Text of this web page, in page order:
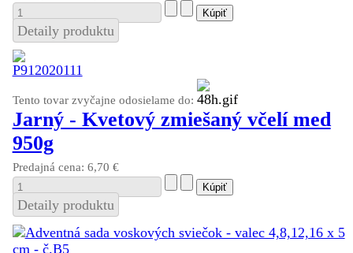
Detaily produktu
Tento tovar zvyčajne odosielame do:
Jarný - Kvetový zmiešaný včelí med
950g
Predajná cena: 6,70 €
Detaily produktu